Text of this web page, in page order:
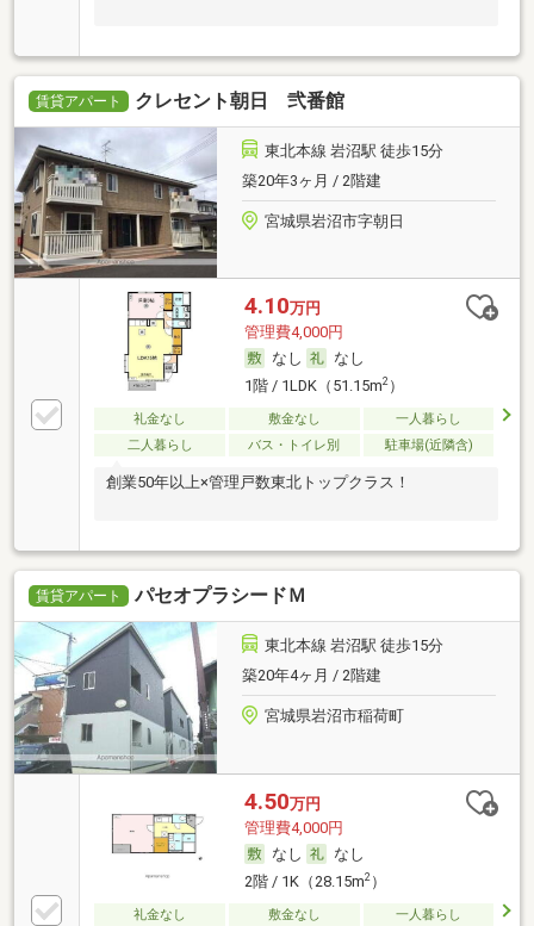
賃貸アパート クレセント朝日 弐番館
東北本線 岩沼駅 徒歩15分
築20年3ヶ月 / 2階建
宮城県岩沼市字朝日
4.10万円
管理費4,000円
なし
なし
1階 / 1LDK（51.15m2）
礼金なし 敷金なし
一人暮らし
二人暮らし
バス・トイレ別 駐車場(近隣含)
創業50年以上×管理戸数東北トップクラス！
賃貸アパート パセオプラシードＭ
東北本線 岩沼駅 徒歩15分
築20年4ヶ月 / 2階建
宮城県岩沼市稲荷町
4.50万円
管理費4,000円
なし
なし
2階 / 1K（28.15m2）
礼金なし 敷金なし
一人暮らし